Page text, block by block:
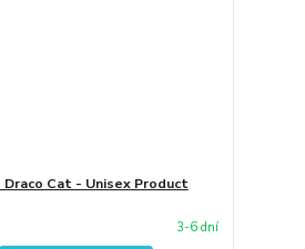
Draco Cat - Unisex Product
3-6 dní